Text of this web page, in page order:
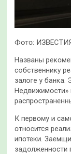
Фото:
Названы
собственнику
залоге у
Недвижимости»
К первому и
относится
ипотеки.
задолженности